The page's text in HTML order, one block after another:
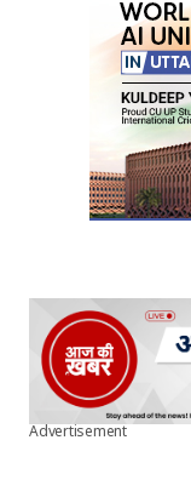
Advertisement